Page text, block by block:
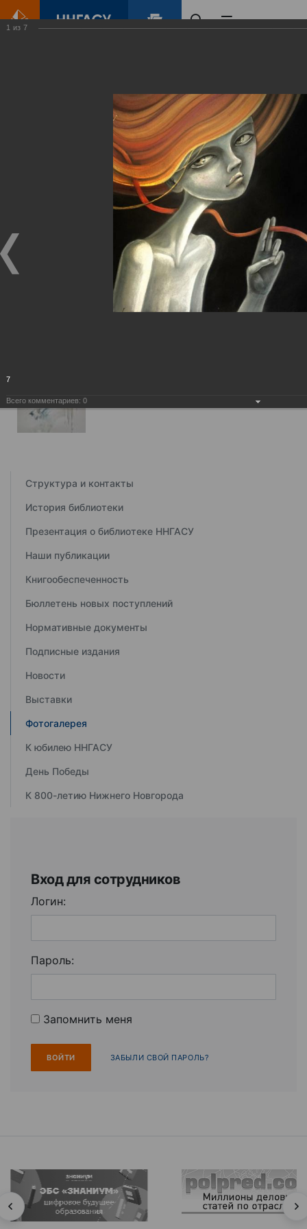
Елена Буркова. "Становление". Авторская выставка графических работ.
Фотогалерея
Структура и контакты
История библиотеки
Презентация о библиотеке ННГАСУ
Наши публикации
Книгообеспеченность
Бюллетень новых поступлений
Нормативные документы
Подписные издания
Новости
Выставки
Фотогалерея
К юбилею ННГАСУ
День Победы
К 800-летию Нижнего Новгорода
Вход для сотрудников
Логин:
Пароль:
Запомнить меня
ЗАБЫЛИ СВОЙ ПАРОЛЬ?
1 из 7
7
Всего комментариев: 0